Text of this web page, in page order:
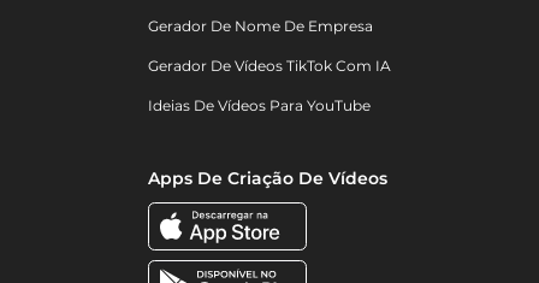
Gerador De Nome De Empresa
Gerador De Vídeos TikTok Com IA
Ideias De Vídeos Para YouTube
Apps De Criação De Vídeos